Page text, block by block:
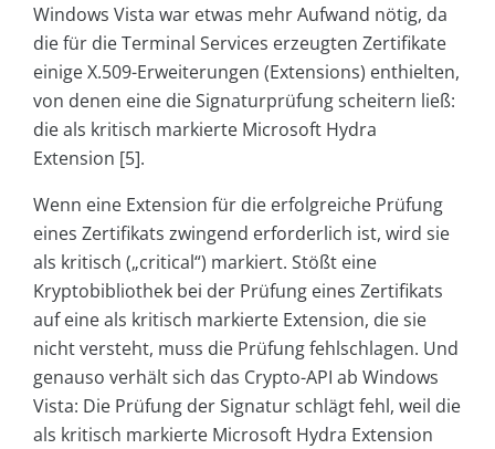
Windows Vista war etwas mehr Aufwand nötig, da
die für die Terminal Services erzeugten Zertifikate
einige X.509-Erweiterungen (Extensions) enthielten,
von denen eine die Signaturprüfung scheitern ließ:
die als kritisch markierte Microsoft Hydra
Extension [5].
Wenn eine Extension für die erfolgreiche Prüfung
eines Zertifikats zwingend erforderlich ist, wird sie
als kritisch („critical“) markiert. Stößt eine
Kryptobibliothek bei der Prüfung eines Zertifikats
auf eine als kritisch markierte Extension, die sie
nicht versteht, muss die Prüfung fehlschlagen. Und
genauso verhält sich das Crypto-API ab Windows
Vista: Die Prüfung der Signatur schlägt fehl, weil die
als kritisch markierte Microsoft Hydra Extension